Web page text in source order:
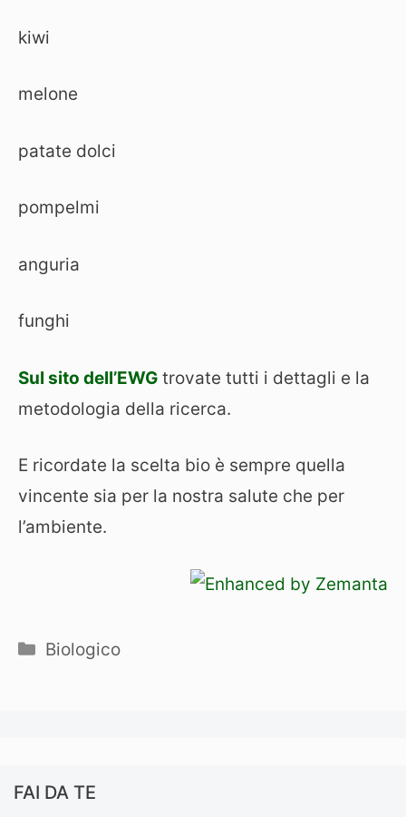
kiwi
melone
patate dolci
pompelmi
anguria
funghi
Sul sito dell’EWG trovate tutti i dettagli e la
metodologia della ricerca.
E ricordate la scelta bio è sempre quella
vincente sia per la nostra salute che per
l’ambiente.
Categorie
Biologico
FAI DA TE